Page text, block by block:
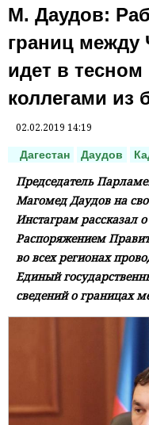
М. Даудов:
границ между
идет в
коллегами из
02.02.2019 14:19
Дагестан Даудов
Председатель
Магомед Даудов на
Инстаграм рассказал
Распоряжением
во всех регионах
Единый
сведений о границах